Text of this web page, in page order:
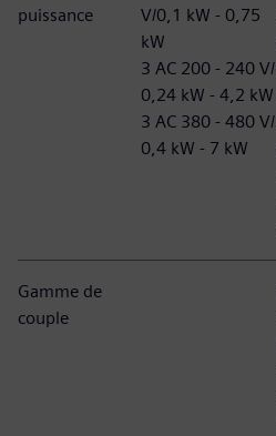
puissance
V/0,1 kW - 0,75
kW
3 AC 200 - 240 V/
0,24 kW - 4,2 kW
3 AC 380 - 480 V/
0,4 kW - 7 kW
Gamme de
couple